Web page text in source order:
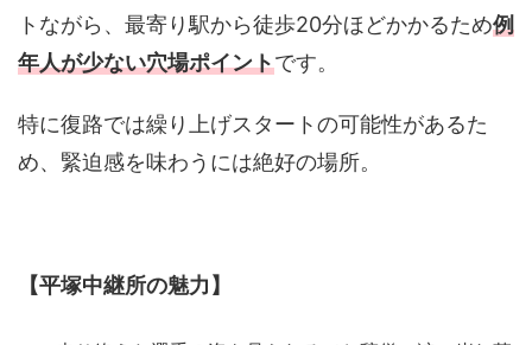
トながら、最寄り駅から徒歩20分ほどかかるため例
年人が少ない穴場ポイントです。
特に復路では繰り上げスタートの可能性があるた
め、緊迫感を味わうには絶好の場所。
【平塚中継所の魅力】